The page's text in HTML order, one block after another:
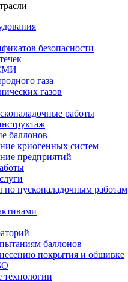
безопасности
газа
газов
работы
баллонов
криогенных систем
предприятий
по пусконаладочным работам
баллонов
покрытия и обшивке